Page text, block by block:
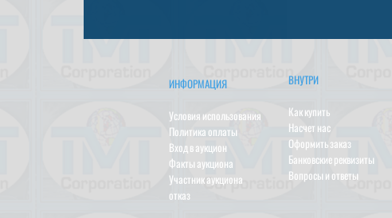
ИНФОРМАЦИЯ
Условия использования
Политика оплаты
Вход в аукцион
Факты аукциона
Участник аукциона
отказ
ВНУТРИ
Как купить
Насчет нас
Оформить заказ
Банковские реквизиты
Вопросы и ответы